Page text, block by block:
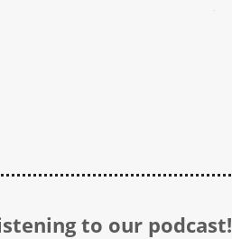
to our podcast!